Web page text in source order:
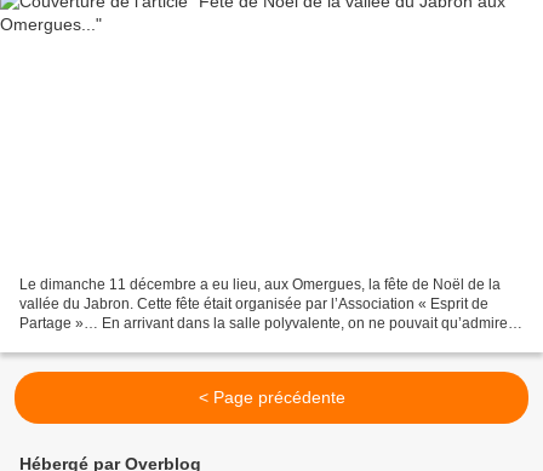
Le dimanche 11 décembre a eu lieu, aux Omergues, la fête de Noël de la
vallée du Jabron. Cette fête était organisée par l’Association « Esprit de
Partage »… En arrivant dans la salle polyvalente, on ne pouvait qu’admirer
< Page précédente
Hébergé par Overblog